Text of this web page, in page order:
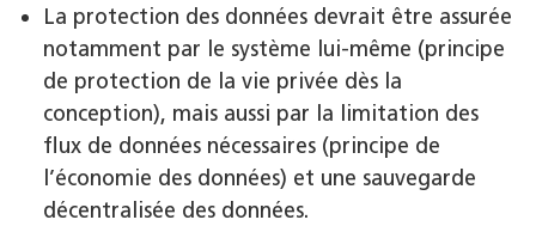
La protection des données devrait être assurée
notamment par le système lui-même (principe
de protection de la vie privée dès la
conception), mais aussi par la limitation des
flux de données nécessaires (principe de
l’économie des données) et une sauvegarde
décentralisée des données.